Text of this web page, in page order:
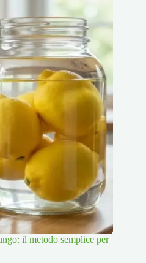
il metodo semplice per